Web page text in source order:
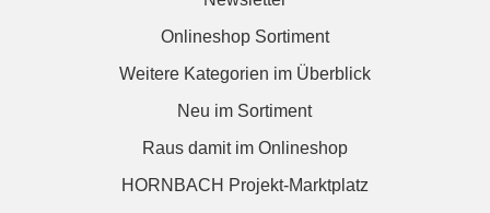
Onlineshop Sortiment
Weitere Kategorien im Überblick
Neu im Sortiment
Raus damit im Onlineshop
HORNBACH Projekt-Marktplatz